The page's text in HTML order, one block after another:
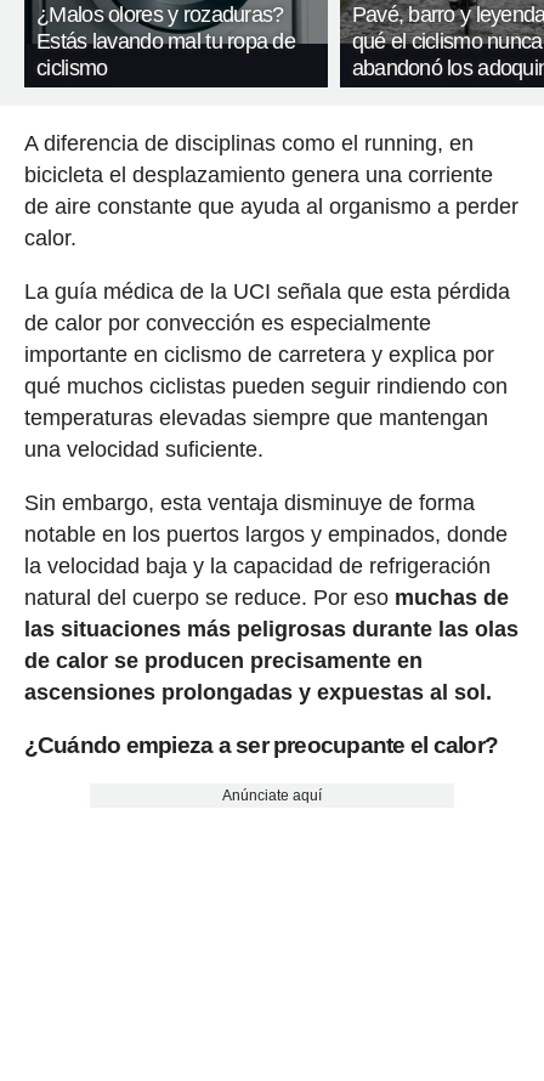
¿Malos olores y rozaduras?
Estás lavando mal tu ropa de
ciclismo
Pavé, barro y
qué el ciclismo nunca
abandonó los
A diferencia de disciplinas como el running, en
bicicleta el desplazamiento genera una corriente
de aire constante que ayuda al organismo a perder
calor.
La guía médica de la UCI señala que esta pérdida
de calor por convección es especialmente
importante en ciclismo de carretera y explica por
qué muchos ciclistas pueden seguir rindiendo con
temperaturas elevadas siempre que mantengan
una velocidad suficiente.
Sin embargo, esta ventaja disminuye de forma
notable en los puertos largos y empinados, donde
la velocidad baja y la capacidad de refrigeración
natural del cuerpo se reduce. Por esomuchas de
las situaciones más peligrosas durante las olas
de calor se producen precisamente en
ascensiones prolongadas y expuestas al sol.
¿Cuándo empieza a ser preocupante el calor?
Anúnciate aquí